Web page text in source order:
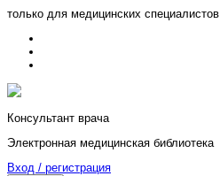
только для медицинских специалистов
Консультант врача
Электронная медицинская библиотека
Вход / регистрация